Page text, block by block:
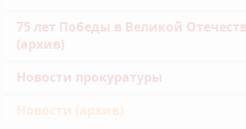
75 лет Победы в Великой
(архив)
Новости прокуратуры
Новости (архив)